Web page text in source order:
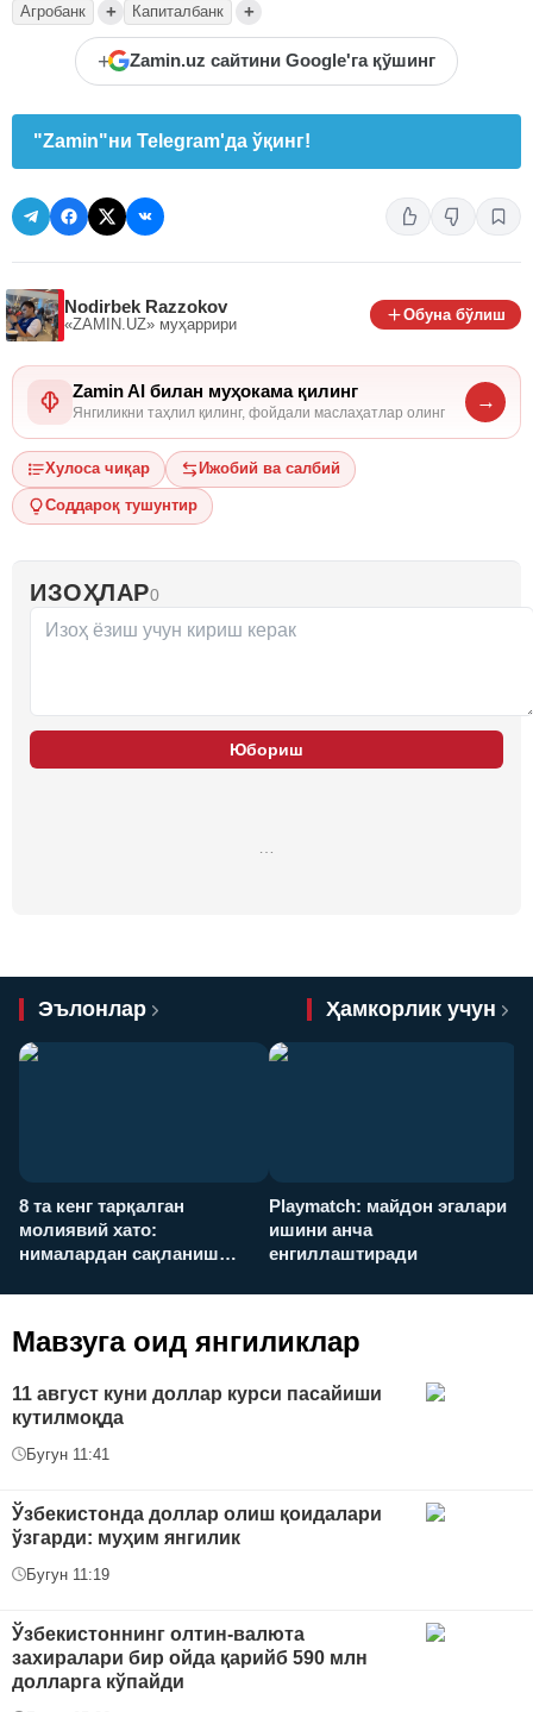
Агробанк + Капиталбанк +
+ Zamin.uz сайтини Google'га қўшинг
"Zamin"ни Telegram'да ўқинг!
Nodirbek Razzokov
«ZAMIN.UZ» муҳаррири
Обуна бўлиш
Zamin AI билан муҳокама қилинг
Янгиликни таҳлил қилинг, фойдали маслаҳатлар олинг
→
Хулоса чиқар Ижобий ва салбий
Соддароқ тушунтир
ИЗОҲЛАР0
Юбориш
Эълонлар Ҳамкорлик учун
8 та кенг тарқалган
молиявий хато:
нималардан сақланиш
Playmatch: майдон эгалари
ишини анча
енгиллаштиради
Мавзуга оид янгиликлар
11 август куни доллар курси пасайиши
кутилмоқда
Бугун 11:41
Ўзбекистонда доллар олиш қоидалари
ўзгарди: муҳим янгилик
Бугун 11:19
Ўзбекистоннинг олтин-валюта
захиралари бир ойда қарийб 590 млн
долларга кўпайди